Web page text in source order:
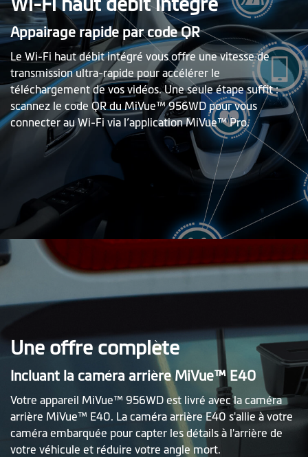
Appairage rapide par code QR
Le Wi-Fi haut débit intégré vous offre une vitesse de
transmission ultra-rapide pour accélérer le
téléchargement de vos vidéos. Une seule étape suffit :
scannez le code QR du MiVue™ 956WD pour vous
connecter au Wi-Fi via l’application MiVue™ Pro.
Une offre complète
Incluant la caméra arrière MiVue™ E40
Votre appareil MiVue™ 956WD est livré avec la caméra
arrière MiVue™ E40. La caméra arrière E40 s'allie à votre
caméra embarquée pour capter les détails à l'arrière de
votre véhicule et réduire votre angle mort.